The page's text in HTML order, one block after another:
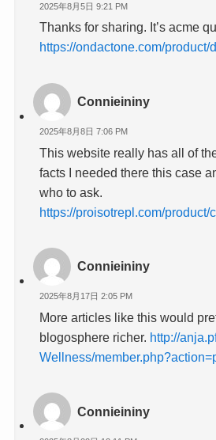
2025年8月5日 9:21 PM
Thanks for sharing. It’s acme
https://ondactone.com/product/
Connieininy
2025年8月8日 7:06 PM
This website really has all of
facts I needed there this case
who to ask.
https://proisotrepl.com/product/
Connieininy
2025年8月17日 2:05 PM
More articles like this would
blogosphere richer. http://
Wellness/
Connieininy